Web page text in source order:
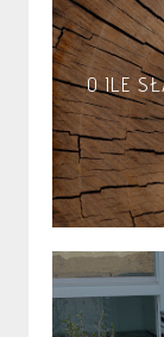
O ILE